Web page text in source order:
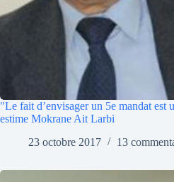
"Le fait d’envisager un 5e mandat est
estime Mokrane Ait Larbi
23 octobre 2017
13